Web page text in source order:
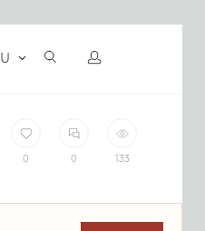
0 0 133